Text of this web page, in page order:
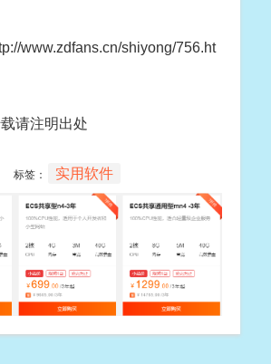
www.zdfans.cn/shiyong/756.ht
请注明出处
标签： 实用软件